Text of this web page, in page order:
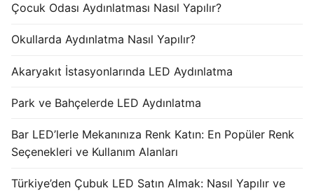
Çocuk Odası Aydınlatması Nasıl Yapılır?
Okullarda Aydınlatma Nasıl Yapılır?
Akaryakıt İstasyonlarında LED Aydınlatma
Park ve Bahçelerde LED Aydınlatma
Bar LED’lerle Mekanınıza Renk Katın: En Popüler Renk
Seçenekleri ve Kullanım Alanları
Türkiye’den Çubuk LED Satın Almak: Nasıl Yapılır ve